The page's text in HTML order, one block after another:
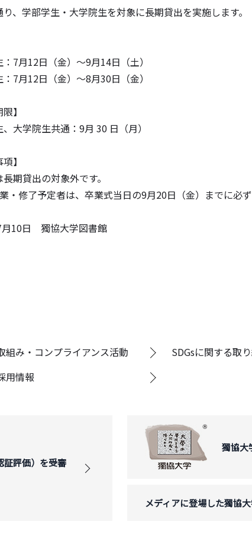
、学部学生・大学院生を対象に長期貸出を実施します。
7月12日（金）～9月14日（土）
7月12日（金）～8月30日（金）
】
大学院生共通：9月 30 日（月）
】
長期貸出の対象外です。
・修了予定者は、卒業式当日の9月20日（金）までに必
月10日 獨協大学図書館
組み・コンプライアンス活動
SDGsに関する取
用情報
証評価）を受審
獨協大
メディアに登場した獨協